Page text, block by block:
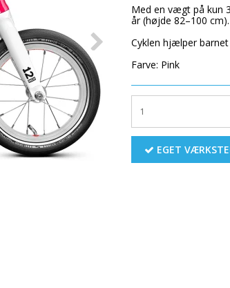
Med en vægt på kun
år (højde 82–100 cm).
Cyklen hjælper
Farve: Pink
EGET